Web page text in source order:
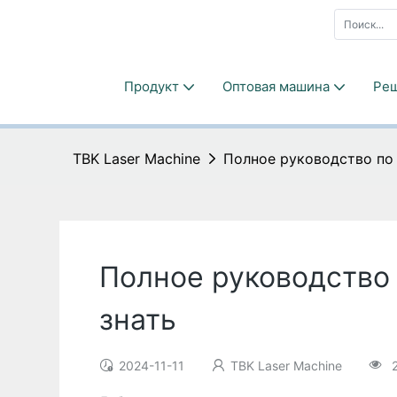
Продукт Оптовая машина
TBK Laser Machine Полное руководство
Полное
знать
2024-11-11 TBK Laser Machine